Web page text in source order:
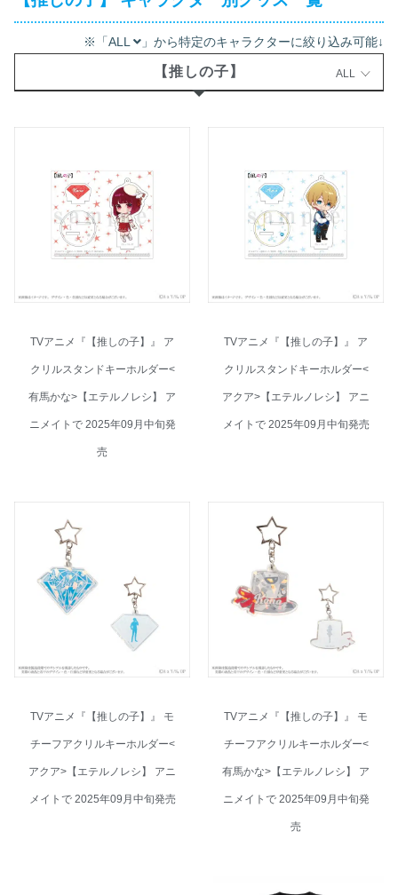
※「ALL 」から特定のキャラクターに絞り込み可能↓
【推しの子】 ALL
TVアニメ『【推しの子】』 ア
クリルスタンドキーホルダー<
有馬かな>【エテルノレシ】 ア
ニメイトで 2025年09月中旬発
売
TVアニメ『【推しの子】』 ア
クリルスタンドキーホルダー<
アクア>【エテルノレシ】 アニ
メイトで 2025年09月中旬発売
TVアニメ『【推しの子】』 モ
チーフアクリルキーホルダー<
アクア>【エテルノレシ】 アニ
メイトで 2025年09月中旬発売
TVアニメ『【推しの子】』 モ
チーフアクリルキーホルダー<
有馬かな>【エテルノレシ】 ア
ニメイトで 2025年09月中旬発
売